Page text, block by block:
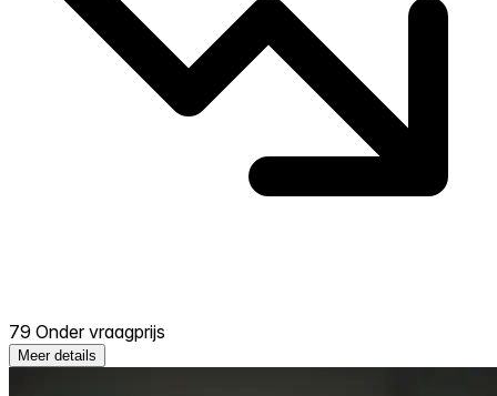
79 Onder vraagprijs
Meer details